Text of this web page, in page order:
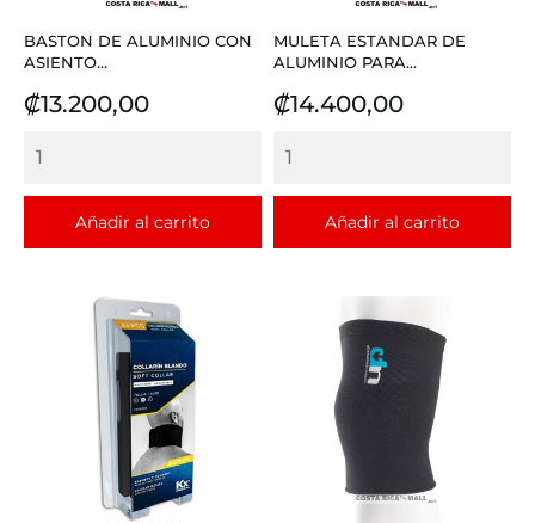
BASTON DE ALUMINIO CON
ASIENTO...
Precio
₡13.200,00
Añadir al carrito
MULETA ESTANDAR DE
ALUMINIO PARA...
Precio
₡14.400,00
Añadir al carrito